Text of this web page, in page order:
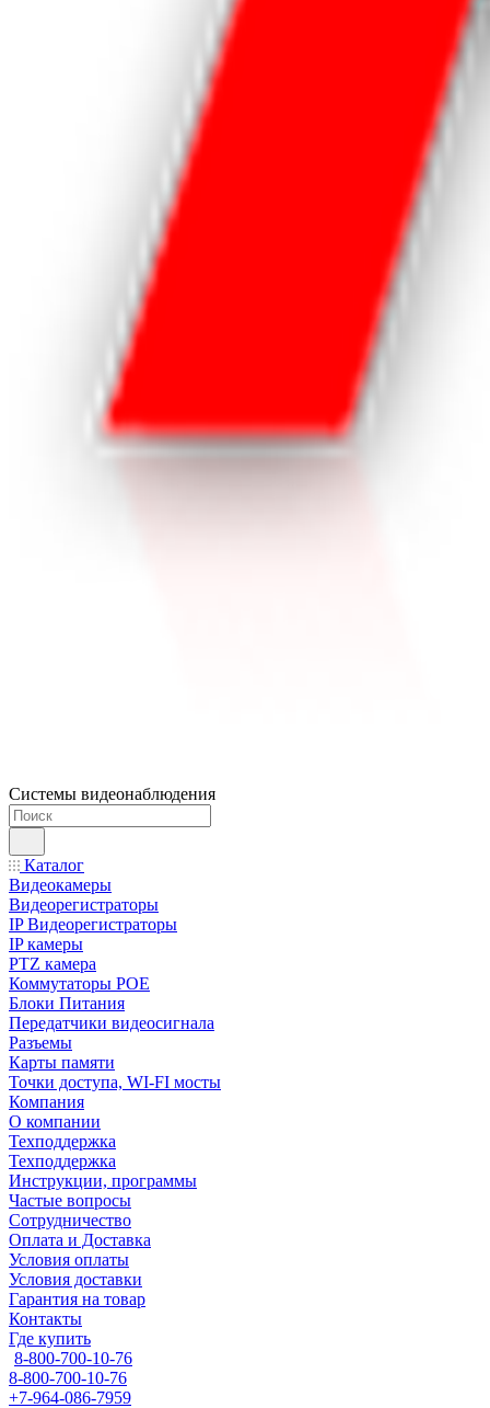
Системы видеонаблюдения
Каталог
Видеокамеры
Видеорегистраторы
IP Видеорегистраторы
IP камеры
PTZ камера
Коммутаторы POE
Блоки Питания
Передатчики видеосигнала
Разъемы
Карты памяти
Точки доступа, WI-FI мосты
Компания
О компании
Техподдержка
Техподдержка
Инструкции, программы
Частые вопросы
Сотрудничество
Оплата и Доставка
Условия оплаты
Условия доставки
Гарантия на товар
Контакты
Где купить
8-800-700-10-76
8-800-700-10-76
+7-964-086-7959